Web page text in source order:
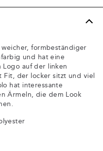
weicher, formbeständiger
und hat eine
auf der linken
Fit, der locker sitzt und viel
hat interessante
Ärmeln, die dem Look